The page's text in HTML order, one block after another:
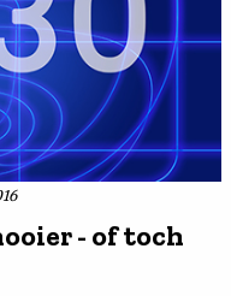
- of toch